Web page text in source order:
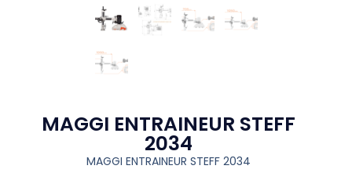
MAGGI ENTRAINEUR STEFF
2034
MAGGI ENTRAINEUR STEFF 2034